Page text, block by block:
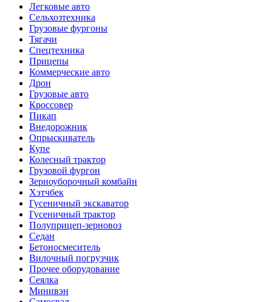
Легковые авто
Сельхозтехника
Грузовые фургоны
Тягачи
Спецтехника
Прицепы
Коммерческие авто
Дрон
Грузовые авто
Кроссовер
Пикап
Внедорожник
Опрыскиватель
Купе
Колесный трактор
Грузовой фургон
Зерноуборочный комбайн
Хэтчбек
Гусеничный экскаватор
Гусеничный трактор
Полуприцеп-зерновоз
Седан
Бетоносмеситель
Вилочный погрузчик
Прочее оборудование
Сеялка
Минивэн